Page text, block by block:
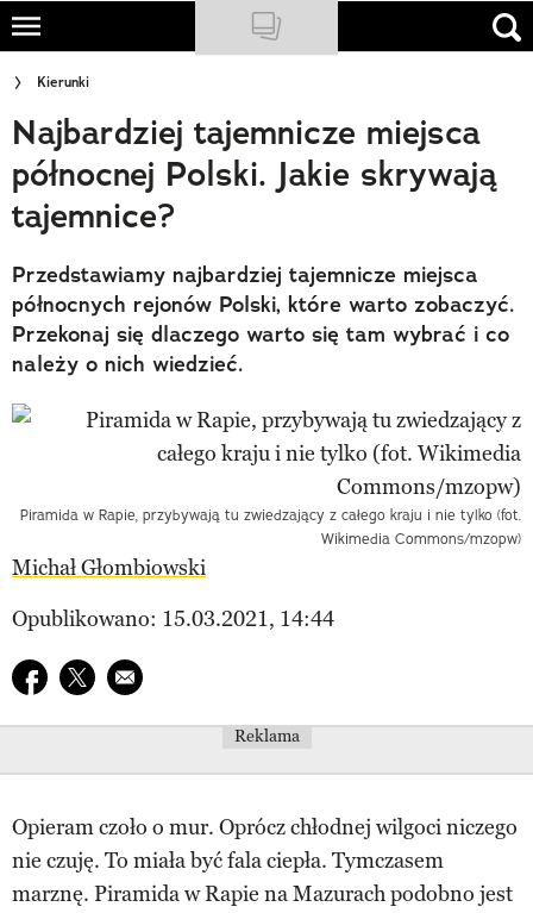
Skip
main
content
NATIONAL GEOGRAPHIC
TRAVELER
PODCASTY
Sklep
Newsletter
Cuda Polski
Trendbook Podróżniczy
Kierunki
Najbardziej tajemnicze miejsca
północnej Polski. Jakie skrywają
tajemnice?
Przedstawiamy najbardziej tajemnicze miejsca
północnych rejonów Polski, które warto zobaczyć.
Przekonaj się dlaczego warto się tam wybrać i co
należy o nich wiedzieć.
Piramida w Rapie, przybywają tu zwiedzający z całego kraju i nie tylko (fot.
Wikimedia Commons/mzopw)
Michał Głombiowski
Opublikowano: 15.03.2021, 14:44
Udostępnij na facebook
Udostępnij na twitter
E-mail do przyjaciela
Reklama
Opieram czoło o mur. Oprócz chłodnej wilgoci niczego
nie czuję. To miała być fala ciepła. Tymczasem
marznę. Piramida w Rapie na Mazurach podobno jest